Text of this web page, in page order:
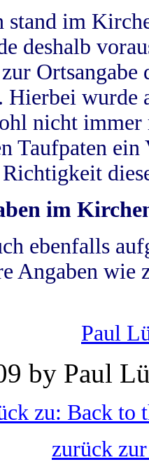
stand im
deshalb
Hierbei wurde
nicht
Taufpaten
im
ebenfalls
Angaben wie
Paul
by Paul
zu: Back to
zurück